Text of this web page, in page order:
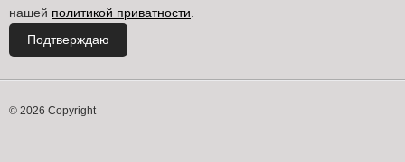
нашей политикой приватности.
Подтверждаю
© 2026 Copyright